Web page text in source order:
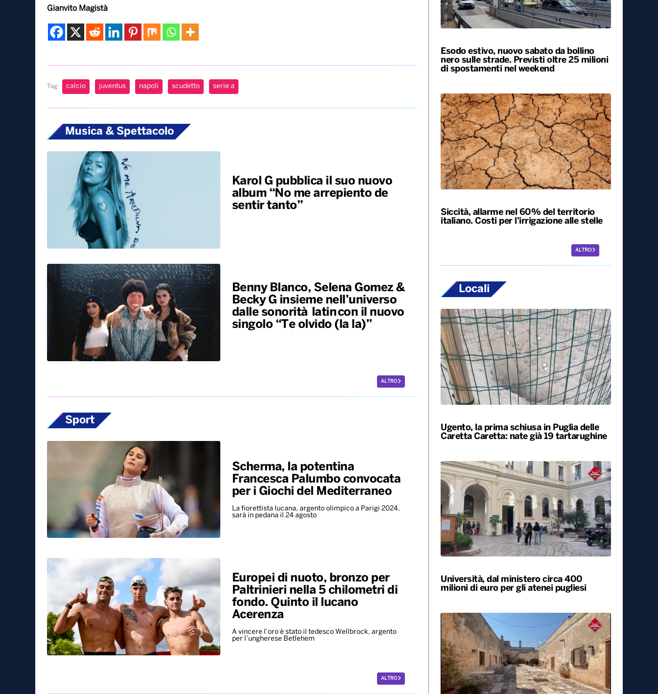
Gianvito Magistà
Tag: calcio juventus napoli scudetto serie a
Musica & Spettacolo
Karol G pubblica il suo nuovo
album “No me arrepiento de
sentir tanto”
Benny Blanco, Selena Gomez &
Becky G insieme nell’universo
dalle sonorità latin con il nuovo
singolo “Te olvido (la la)”
ALTRO
Sport
Scherma, la potentina
Francesca Palumbo convocata
per i Giochi del Mediterraneo
La fiorettista lucana, argento olimpico a Parigi 2024,
sarà in pedana il 24 agosto
Europei di nuoto, bronzo per
Paltrinieri nella 5 chilometri di
fondo. Quinto il lucano
Acerenza
A vincere l’oro è stato il tedesco Wellbrock, argento
per l’ungherese Betlehem
ALTRO
Esodo estivo, nuovo sabato da bollino
nero sulle strade. Previsti oltre 25 milioni
di spostamenti nel weekend
Siccità, allarme nel 60% del territorio
italiano. Costi per l’irrigazione alle stelle
ALTRO
Locali
Ugento, la prima schiusa in Puglia delle
Caretta Caretta: nate già 19 tartarughine
Università, dal ministero circa 400
milioni di euro per gli atenei pugliesi